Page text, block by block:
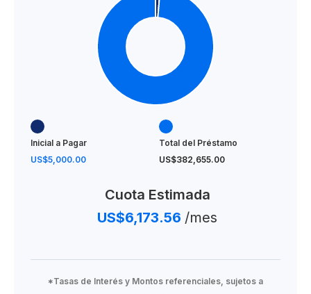
Inicial a Pagar
US$5,000.00
Total del Préstamo
US$382,655.00
Cuota Estimada
US$6,173.56 /mes
*Tasas de Interés y Montos referenciales, sujetos a